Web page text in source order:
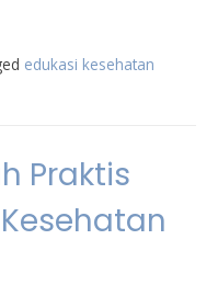
edukasi kesehatan
Praktis